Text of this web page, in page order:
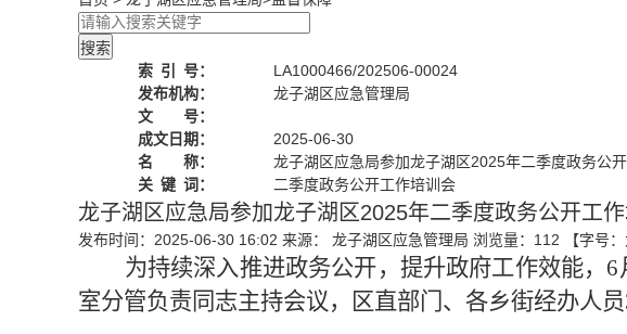
索 引 号： LA1000466/202506-00024
发布机构：
龙子湖区应急管理局
文 号：
成文日期：
2025-06-30
名 称：
龙子湖区应急局参加龙子湖区2025年二季度政务公
关 键 词： 二季度政务公开工作培训会
龙子湖区应急局参加龙子湖区2025年二季度政务公开工
发布时间：2025-06-30 16:02 来源： 龙子湖区应急管理局 浏览量： 112 【字号：
为持续深入推进政务公开，提升政府工作效能， 6
室分管负责同志主持会议，区直部门 、 各乡街经办人员